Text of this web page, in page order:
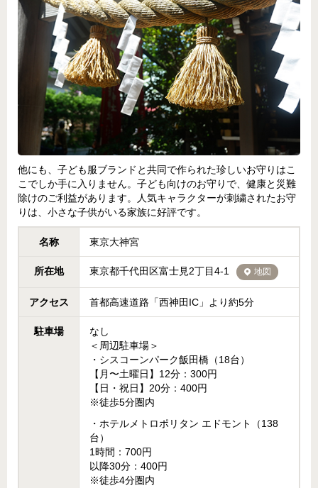
他にも、子ども服ブランドと共同で作られた珍しいお守りはこ
こでしか手に入りません。子ども向けのお守りで、健康と災難
除けのご利益があります。人気キャラクターが刺繍されたお守
りは、小さな子供がいる家族に好評です。
名称 東京大神宮
所在地 東京都千代田区富士見2丁目4-1 地図
アクセス 首都高速道路「西神田IC」より約5分
駐車場
なし
＜周辺駐車場＞
・シスコーンパーク飯田橋（18台）
【月〜土曜日】12分：300円
【日・祝日】20分：400円
※徒歩5分圏内
・ホテルメトロポリタン エドモント（138
台）
1時間：700円
以降30分：400円
※徒歩4分圏内